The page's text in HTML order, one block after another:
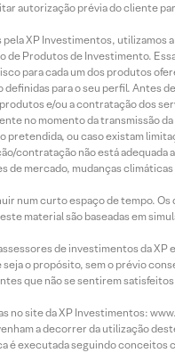
autorização prévia do cliente
XP Investimentos, utilizamos
de Produtos de Investimento.
para cada um dos produtos
para o seu perfil. Antes
e/ou a contratação dos
no momento da transmissão
ou caso existam
contratação não está adequada
mercado, mudanças
num curto espaço de tempo.
material são baseadas em
de investimentos da XP
o propósito, sem o prévio
que não se sentirem
no site da XP Investimentos:
a decorrer da utilização
é executada seguindo